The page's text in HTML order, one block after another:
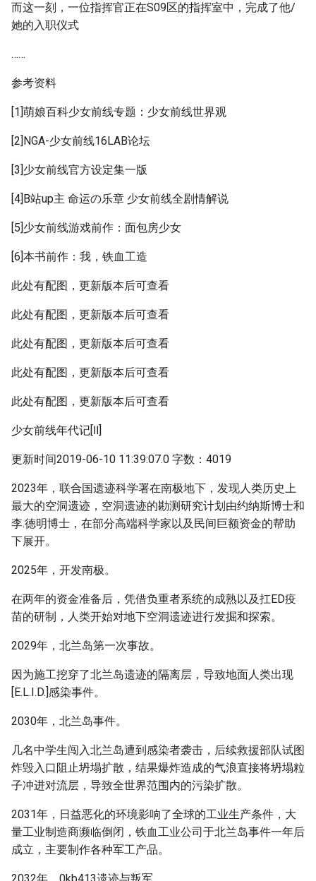
而这一刻，一位指挥官正在S09区的指挥室中，完成了他/
她的入职仪式
……
参考资料
[1]萌娘百科少女前线专题：少女前线世界观
[2]NGA-少女前线16LAB论坛
[3]少女前线官方设定集一版
[4]B站up主 命运の乐章 少女前线全剧情解说
[5]少女前线游戏前作：面包房少女
[6]本书前作：我，铁血工造
此处有配图，更新版本后可查看
此处有配图，更新版本后可查看
此处有配图，更新版本后可查看
此处有配图，更新版本后可查看
此处有配图，更新版本后可查看
少女前线年代记[Ⅱ]
更新时间2019-06-10 11:39:07.0 字数：4019
2023年，联合国遗迹科学署在南极地下，发现人类历史上
最大的空洞遗迹，空洞遗迹的勘测研究计划由约纳斯博士和
李.德明博士，在部分高端科学家以及民间巨额资金的帮助
下展开。
2025年，开发南极。
在两年的资金准备后，凭借负重者系统的成熟以及扛ED疫
苗的研制，人类开始对地下空洞遗迹进行发掘和探索。
2029年，北兰岛第一次事故。
因为施工挖穿了北兰岛遗迹的隔离层，导致地面人类出现
[E.L.I.D.]感染事件。
2030年，北兰岛事件。
几名中学生闯入北兰岛遭到感染者袭击，后续救援部队试图
炸毁入口阻止坍塌扩散，结果爆炸造成的气浪直接将坍塌粒
子冲进对流层，导致全世界范围内的污染扩散。
2031年，日益恶化的环境影响了全球的工业生产条件，大
量工业制造商濒临倒闭，铁血工业公司于北兰岛事件一年后
成立，主要制作各种军工产品。